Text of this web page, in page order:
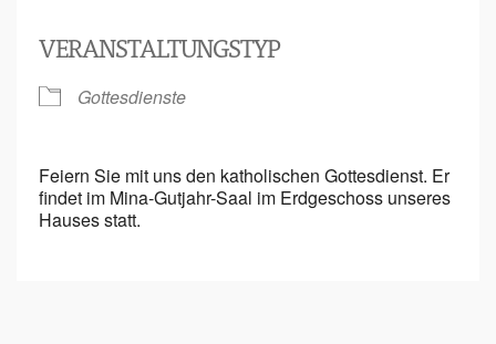
VERANSTALTUNGSTYP
Gottesdienste
Feiern Sie mit uns den katholischen Gottesdienst. Er
findet im Mina-Gutjahr-Saal im Erdgeschoss unseres
Hauses statt.